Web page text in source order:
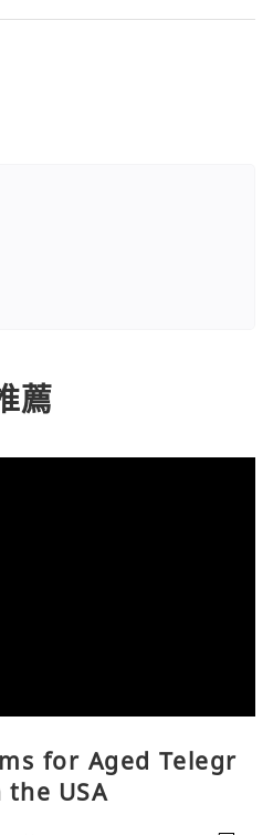
薦
for Aged Telegr
USA